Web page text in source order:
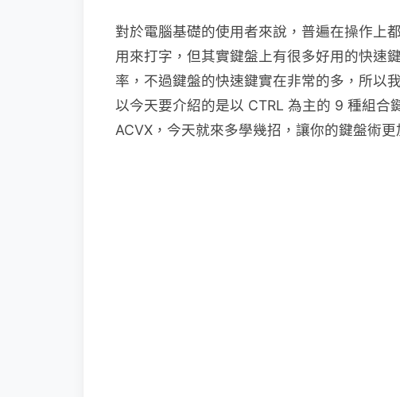
對於電腦基礎的使用者來說，普遍在操作上
用來打字，但其實鍵盤上有很多好用的快速
率，不過鍵盤的快速鍵實在非常的多，所以
以今天要介紹的是以 CTRL 為主的 9 種組合
ACVX，今天就來多學幾招，讓你的鍵盤術更